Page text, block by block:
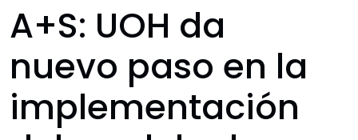
A+S: UOH da
nuevo paso en la
implementación